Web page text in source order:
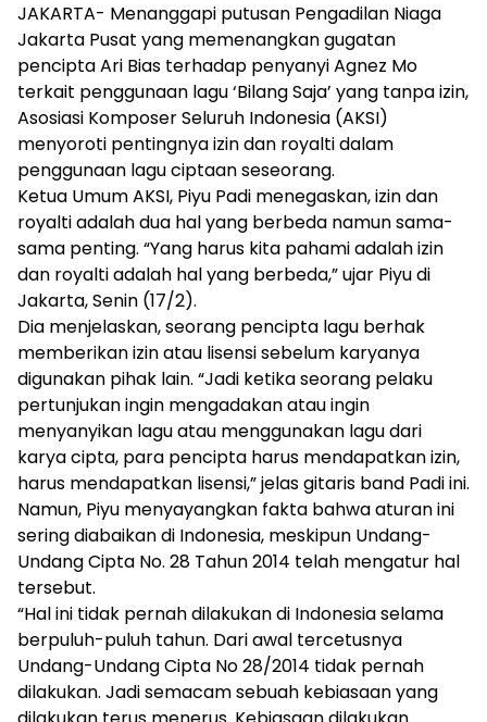
JAKARTA- Menanggapi putusan Pengadilan Niaga
Jakarta Pusat yang memenangkan gugatan
pencipta Ari Bias terhadap penyanyi Agnez Mo
terkait penggunaan lagu ‘Bilang Saja’ yang tanpa izin,
Asosiasi Komposer Seluruh Indonesia (AKSI)
menyoroti pentingnya izin dan royalti dalam
penggunaan lagu ciptaan seseorang.
Ketua Umum AKSI, Piyu Padi menegaskan, izin dan
royalti adalah dua hal yang berbeda namun sama-
sama penting. “Yang harus kita pahami adalah izin
dan royalti adalah hal yang berbeda,” ujar Piyu di
Jakarta, Senin (17/2).
Dia menjelaskan, seorang pencipta lagu berhak
memberikan izin atau lisensi sebelum karyanya
digunakan pihak lain. “Jadi ketika seorang pelaku
pertunjukan ingin mengadakan atau ingin
menyanyikan lagu atau menggunakan lagu dari
karya cipta, para pencipta harus mendapatkan izin,
harus mendapatkan lisensi,” jelas gitaris band Padi ini.
Namun, Piyu menyayangkan fakta bahwa aturan ini
sering diabaikan di Indonesia, meskipun Undang-
Undang Cipta No. 28 Tahun 2014 telah mengatur hal
tersebut.
“Hal ini tidak pernah dilakukan di Indonesia selama
berpuluh-puluh tahun. Dari awal tercetusnya
Undang-Undang Cipta No 28/2014 tidak pernah
dilakukan. Jadi semacam sebuah kebiasaan yang